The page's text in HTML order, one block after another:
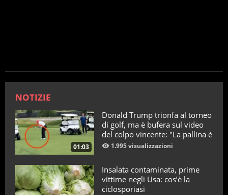
NOTIZIE
01:03
Donald Trump trionfa al torneo
di golf, ma è bufera sul video
del colpo vincente: "La pallina è
telecomandata"
1.995 visualizzazioni
Insalata contaminata, prime
vittime negli Usa: cos’è la
ciclosporiasi